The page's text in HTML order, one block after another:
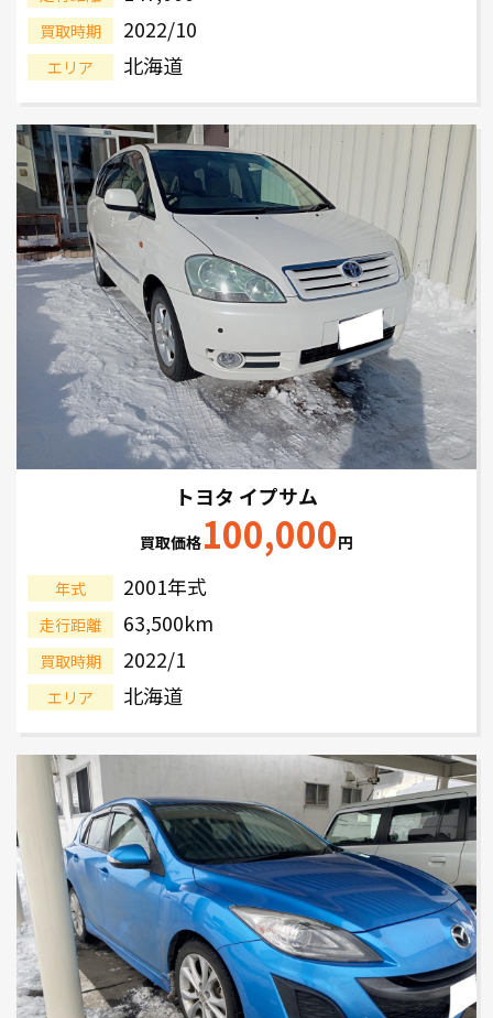
買取時期 2022/10
エリア 北海道
トヨタ イプサム
買取価格100,000円
年式 2001年式
走行距離 63,500km
買取時期 2022/1
エリア 北海道